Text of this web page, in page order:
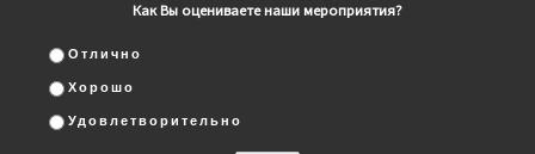
Как Вы оцениваете наши мероприятия?
Отлично
Хорошо
Удовлетворительно